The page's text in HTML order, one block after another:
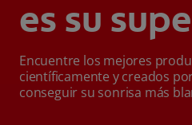
es su
Encuentre los mejores
científicamente y creados
conseguir su sonrisa más